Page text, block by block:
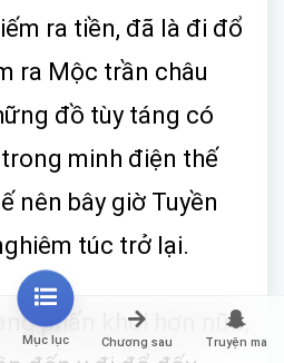
Mục lục Chương sau Truyện ma
ra tiền, đã là đi đổ
ra Mộc trần châu
đồ tùy táng có
minh điện thế
nên bây giờ Tuyền
túc trở lại.
phấn khởi hơn nữa,